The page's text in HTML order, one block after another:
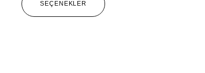
SEÇENEKLER